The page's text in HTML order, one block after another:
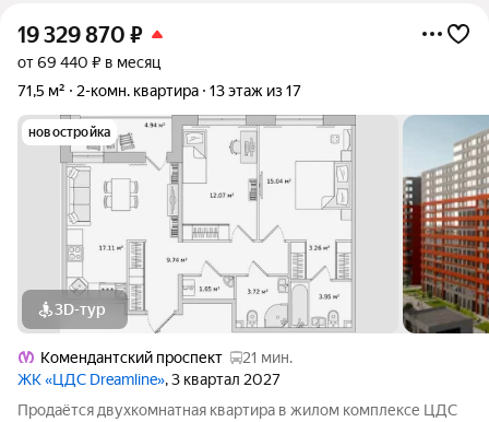
19 329 870 ₽
от 69 440 ₽ в месяц
71,5 м²
2-комн. квартира 13 этаж из 17
новостройка
3D-тур
Комендантский проспект
21 мин.
ЖК «ЦДС Dreamline», 3 квартал 2027
Продаётся двухкомнатная квартира в жилом комплексе ЦДС